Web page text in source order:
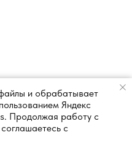
и обрабатывает
Яндекс
Продолжая работу с
с